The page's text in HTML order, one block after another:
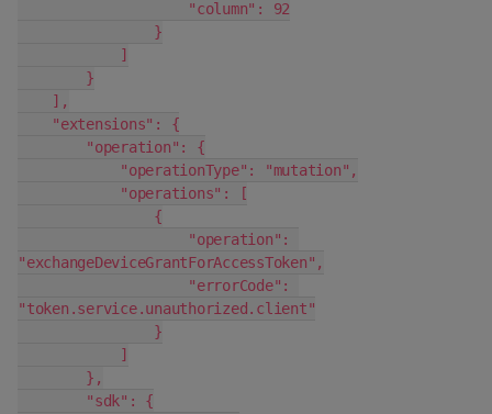
                    "column": 92
                }
            ]
        }
    ],
    "extensions": {
        "operation": {
            "operationType": "mutation",
            "operations": [
                {
"exchangeDeviceGrantForAccessToken",
"token.service.unauthorized.client"
                }
            ]
        },
        "sdk": {